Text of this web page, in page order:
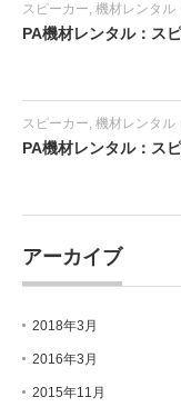
スピーカー, 機材レンタル
PA機材レンタル：ス
スピーカー, 機材レンタル
PA機材レンタル：ス
アーカイブ
2018年3月
2016年3月
2015年11月